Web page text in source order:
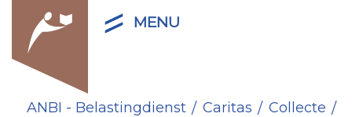
MENU
ANBI - Belastingdienst Caritas
Collecte